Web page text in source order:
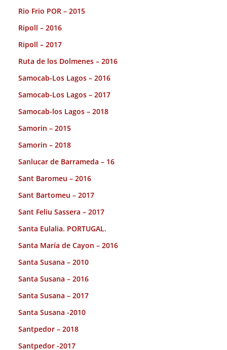
Rio Frio POR – 2015
Ripoll – 2016
Ripoll – 2017
Ruta de los Dolmenes – 2016
Samocab-Los Lagos – 2016
Samocab-Los Lagos – 2017
Samocab-los Lagos – 2018
Samorin – 2015
Samorin – 2018
Sanlucar de Barrameda – 16
Sant Baromeu – 2016
Sant Bartomeu – 2017
Sant Feliu Sassera – 2017
Santa Eulalia. PORTUGAL.
Santa María de Cayon – 2016
Santa Susana – 2010
Santa Susana – 2016
Santa Susana – 2017
Santa Susana -2010
Santpedor – 2018
Santpedor -2017